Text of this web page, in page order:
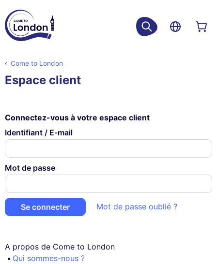
Come to London
Espace client
Connectez-vous à votre espace client
Identifiant / E-mail
Mot de passe
Mot de passe oublié ?
A propos de Come to London
Qui sommes-nous ?